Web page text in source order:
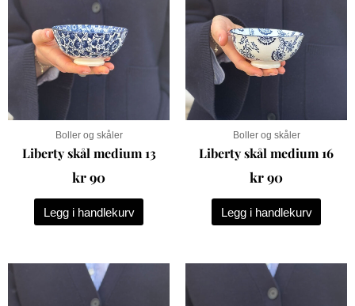
Boller og skåler
Liberty skål medium 13
kr90
Legg i handlekurv
Boller og skåler
Liberty skål medium 16
kr90
Legg i handlekurv